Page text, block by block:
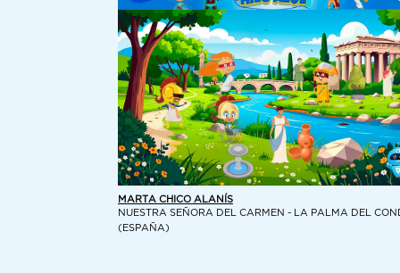
MARTA CHICO ALANÍS
NUESTRA SEÑORA DEL CARMEN - LA PALMA DEL
(ESPAÑA)